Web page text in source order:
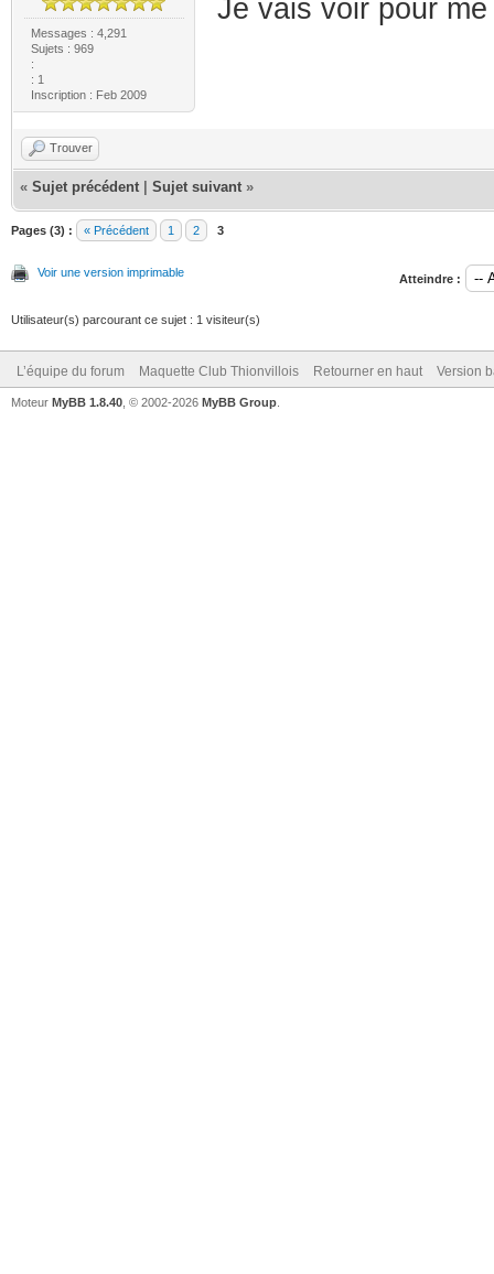
Messages : 4,291
Sujets : 969
:
: 1
Inscription : Feb 2009
Je vais voir pour
Trouver
« Sujet précédent Sujet suivant »
Pages (3) : « Précédent 1 2 3
Voir une version imprimable Atteindre :
Utilisateur(s) parcourant ce sujet : 1 visiteur(s)
L’équipe du forum Maquette Club Thionvillois Retourner en haut Version
Moteur MyBB 1.8.40 , © 2002-2026 MyBB Group